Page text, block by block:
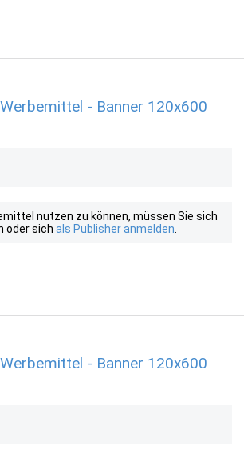
- Banner 120x600
nutzen zu können, müssen Sie sich
oder sich als Publisher anmelden
- Banner 120x600